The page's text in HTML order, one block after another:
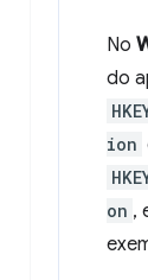
No
do
ion
on ,